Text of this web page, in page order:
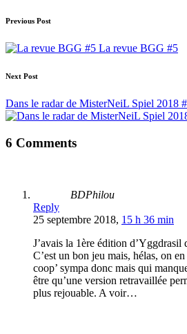
Post
navigation
Previous Post
La revue BGG #5
Next Post
Dans le radar de MisterNeiL Spiel 2018
6 Comments
BDPhilou
Reply
25 septembre 2018, 15 h 36 min
J’avais la 1ère édition d’Yggdrasil
C’est un bon jeu mais, hélas, on
coop’ sympa donc mais qui
être qu’une version retravaillée
plus rejouable. A voir…